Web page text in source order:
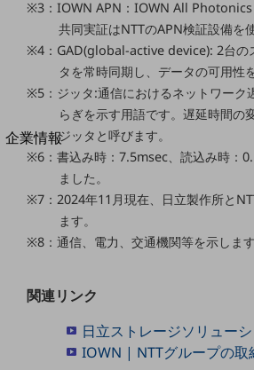
サービス・商品を探す
新規会員登録/ログインはこちら
100回線以上のお問い合わせ・お見積りはこ
別ウィンドウで開きます
企業情報
企業情報TOP
会社案内TOP
社長からのご挨拶
グループ会社
※3：IOWN APN：IOWN All Photonics
共同実証はNTTのAPN検証設備を
※4：GAD(global-active device): 2台の
タを常時同期し、データの可用性
※5：ジッタ:通信におけるネットワーク
らぎを示す用語です。遅延時間の
ジッタと呼びます。
※6：書込み時：7.5msec、読込み時：
ました。
※7：2024年11月現在、日立製作所と
ます。
※8：通信、電力、交通機関等を示します
関連リンク
日立ストレージソリュー
IOWN | NTTグループの取